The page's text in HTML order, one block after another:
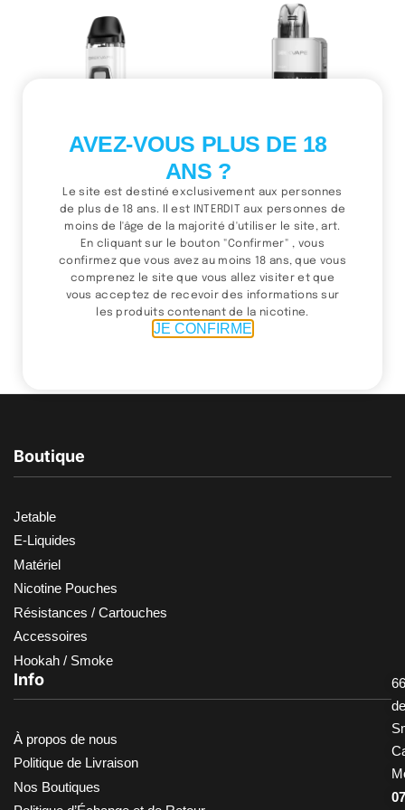
Digi Pro – Geekvape
د.م. 650.00
Choix des options
Digi-Q Vista – Geekvape
د.م.600.00
Choix des options
(1 / 4)
Boutique
Jetable
E-Liquides
Matériel
Nicotine Pouches
Résistances / Cartouches
Accessoires
Hookah / Smoke
Info
À propos de nous
Politique de Livraison
Nos Boutiques
de
07
AVEZ-VOUS PLUS DE 18
ANS ?
Le site est destiné exclusivement aux personnes
de plus de 18 ans. Il est INTERDIT aux personnes de
moins de l'âge de la majorité d'utiliser le site, art.
En cliquant sur le bouton "Confirmer" , vous
confirmez que vous avez au moins 18 ans, que vous
comprenez le site que vous allez visiter et que
vous acceptez de recevoir des informations sur
les produits contenant de la nicotine.
JE CONFIRME